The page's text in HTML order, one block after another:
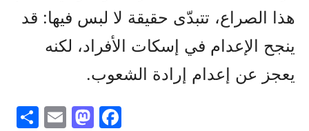
هذا الصراع، تتبدّى حقيقة لا لبس فيها: قد
ينجح الإعدام في إسكات الأفراد، لكنه
يعجز عن إعدام إرادة الشعوب.
F
M
E